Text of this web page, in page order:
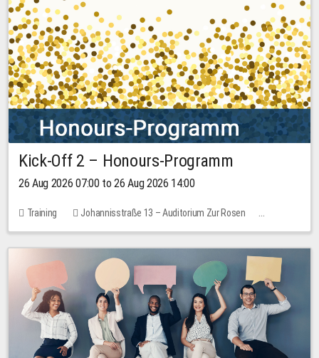
Kick-Off 2 – Honours-Programm
26 Aug 2026 07:00 to 26 Aug 2026 14:00
Training
Johannisstraße 13 – Auditorium Zur Rosen
No free places